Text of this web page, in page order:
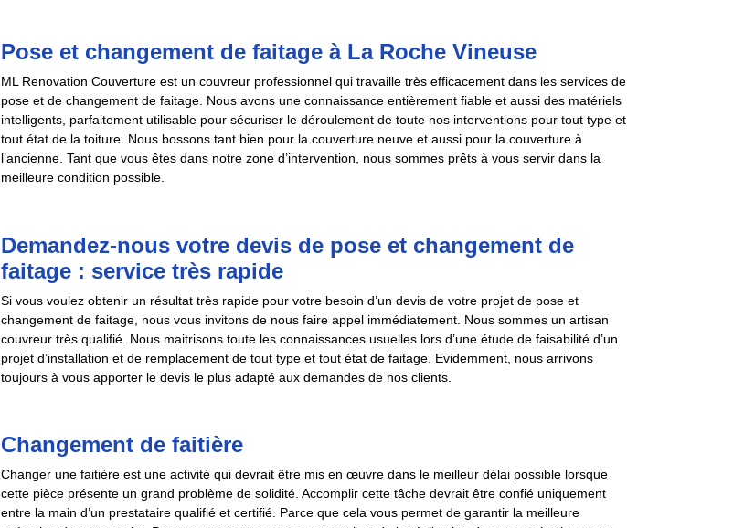
Pose et changement de faitage à La Roche Vineuse
ML Renovation Couverture est un couvreur professionnel qui travaille très efficacement dans les services de
pose et de changement de faitage. Nous avons une connaissance entièrement fiable et aussi des matériels
intelligents, parfaitement utilisable pour sécuriser le déroulement de toute nos interventions pour tout type et
tout état de la toiture. Nous bossons tant bien pour la couverture neuve et aussi pour la couverture à
l’ancienne. Tant que vous êtes dans notre zone d’intervention, nous sommes prêts à vous servir dans la
meilleure condition possible.
Demandez-nous votre devis de pose et changement de
faitage : service très rapide
Si vous voulez obtenir un résultat très rapide pour votre besoin d’un devis de votre projet de pose et
changement de faitage, nous vous invitons de nous faire appel immédiatement. Nous sommes un artisan
couvreur très qualifié. Nous maitrisons toute les connaissances usuelles lors d’une étude de faisabilité d’un
projet d’installation et de remplacement de tout type et tout état de faitage. Evidemment, nous arrivons
toujours à vous apporter le devis le plus adapté aux demandes de nos clients.
Changement de faitière
Changer une faitière est une activité qui devrait être mis en œuvre dans le meilleur délai possible lorsque
cette pièce présente un grand problème de solidité. Accomplir cette tâche devrait être confié uniquement
entre la main d’un prestataire qualifié et certifié. Parce que cela vous permet de garantir la meilleure